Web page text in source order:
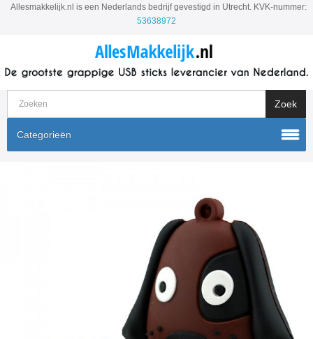
Allesmakkelijk.nl is een Nederlands bedrijf gevestigd in Utrecht. KVK-nummer:
53638972
Categorieën